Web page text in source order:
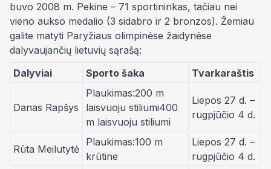
buvo 2008 m. Pekine – 71 sportininkas, tačiau nei
vieno aukso medalio (3 sidabro ir 2 bronzos). Žemiau
galite matyti Paryžiaus olimpinėse žaidynėse
dalyvaujančių lietuvių sąrašą:
Dalyviai
Sporto šaka Tvarkaraštis
Danas Rapšys
Plaukimas:200 m
laisvuoju stiliumi400
m laisvuoju stiliumi
Liepos 27 d. –
rugpjūčio 4 d.
Rūta Meilutytė
Plaukimas:100 m
krūtine
Liepos 27 d. –
rugpjūčio 4 d.